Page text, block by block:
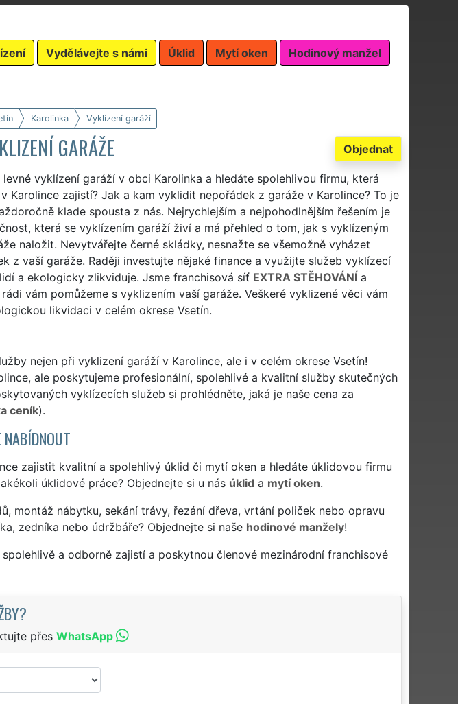
Vydělávejte s námi Úklid Mytí oken Hodinový manžel
Karolinka Vyklízení garáží
Objednat
GARÁŽE
levné vyklízení garáží v obci Karolinka a hledáte spolehlivou firmu, která
Karolince zajistí? Jak a kam vyklidit nepořádek z garáže v Karolince? To je
klade spousta z nás. Nejrychlejším a nejpohodlnějším řešením je
která se vyklízením garáží živí a má přehled o tom, jak s vyklízeným
naložit. Nevytvářejte černé skládky, nesnažte se všemožně vyházet
z vaší garáže. Raději investujte nějaké finance a využijte služeb vyklízecí
a ekologicky zlikviduje. Jsme franchisová síť EXTRA STĚHOVÁNÍa
vám pomůžeme s vyklizením vaší garáže. Veškeré vyklizené věci vám
likvidaci v celém okrese Vsetín.
nejen při vyklizení garáží v Karolince, ale i v celém okrese Vsetín!
ale poskytujeme profesionální, spolehlivé a kvalitní služby skutečných
vyklízecích služeb si prohlédněte, jaká je naše cena za
ceník).
zajistit kvalitní a spolehlivý úklid či mytí oken a hledáte úklidovou firmu
úklidové práce? Objednejte si u nás úklid a mytí oken.
montáž nábytku, sekání trávy, řezání dřeva, vrtání poliček nebo opravu
zedníka nebo údržbáře? Objednejte si naše hodinové manžely!
a odborně zajistí a poskytnou členové mezinárodní franchisové
přes WhatsApp